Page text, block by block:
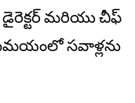
మరియు చీఫ్
సవాళ్లను